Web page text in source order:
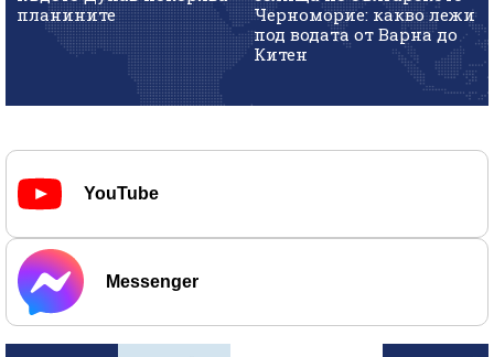
планините
Черноморие: какво лежи
под водата от Варна до
Китен
YouTube
Messenger